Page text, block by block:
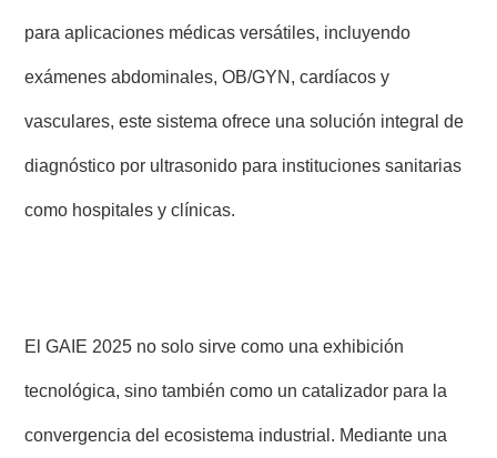
para aplicaciones médicas versátiles, incluyendo
exámenes abdominales, OB/GYN, cardíacos y
vasculares, este sistema ofrece una solución integral de
diagnóstico por ultrasonido para instituciones sanitarias
como hospitales y clínicas.
El GAIE 2025 no solo sirve como una exhibición
tecnológica, sino también como un catalizador para la
convergencia del ecosistema industrial. Mediante una